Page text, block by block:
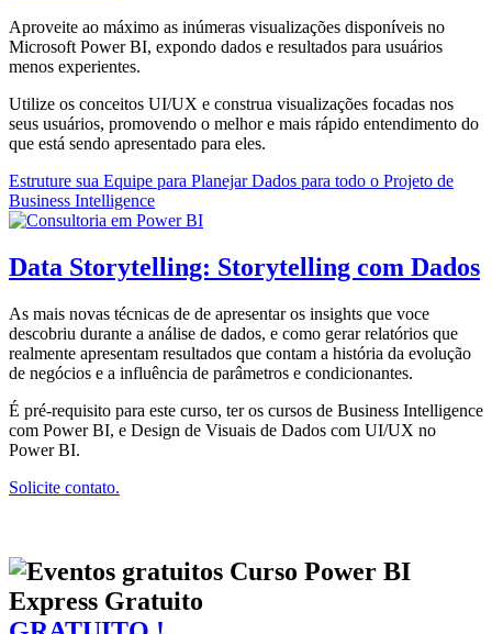
Aproveite ao máximo as inúmeras visualizações disponíveis no
Microsoft Power BI, expondo dados e resultados para usuários
menos experientes.
Utilize os conceitos UI/UX e construa visualizações focadas nos
seus usuários, promovendo o melhor e mais rápido entendimento do
que está sendo apresentado para eles.
Estruture sua Equipe para Planejar Dados para todo o Projeto de
Business Intelligence
Data Storytelling: Storytelling com Dados
As mais novas técnicas de de apresentar os insights que voce
descobriu durante a análise de dados, e como gerar relatórios que
realmente apresentam resultados que contam a história da evolução
de negócios e a influência de parâmetros e condicionantes.
É pré-requisito para este curso, ter os cursos de Business Intelligence
com Power BI, e Design de Visuais de Dados com UI/UX no
Power BI.
Solicite contato.
Curso Power BI
Express Gratuito